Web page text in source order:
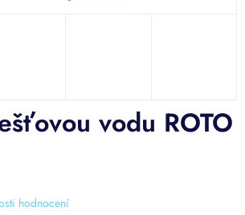
vodu ROTO
hodnocení